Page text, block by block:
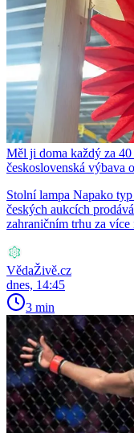
Měl ji doma každý za
československá výbava
Stolní lampa Napako typ
českých aukcích
zahraničním trhu za
VědaŽivě.cz
dnes, 14:45
3 min